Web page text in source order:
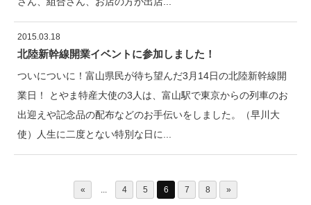
2015.03.18
北陸新幹線開業イベントに参加しました！
ついについに！富山県民が待ち望んだ3月14日の北陸新幹線開
業日！ とやま特産大使の3人は、富山駅で東京からの列車のお
出迎えや記念品の配布などのお手伝いをしました。（早川大
使）人生に二度とない特別な日に...
« ... 4 5 6 7 8 »